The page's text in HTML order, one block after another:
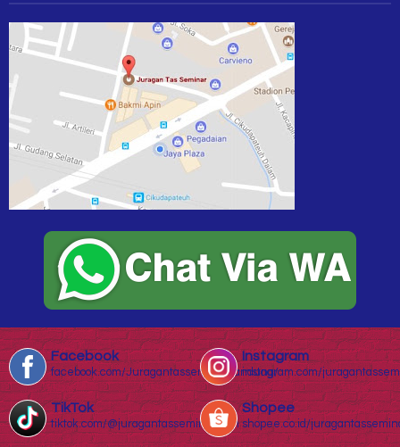
Facebook
facebook.com/Juragantasseminarbandung/
Instagram
instagram.com/
TikTok
tiktok.com/@juragantasseminar.com
Shopee
shopee.co.id/